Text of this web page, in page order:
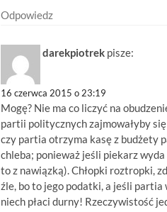
Odpowiedz
darekpiotrek pisze:
16 czerwca 2015 o 23:19
Mogę? Nie ma co liczyć na
partii politycznych zajmowałyby
czy partia otrzyma kasę z budżety
chleba; ponieważ jeśli piekarz
to z nawiązką). Chłopki roztropki,
źle, bo to jego podatki, a jeśli partia
niech płaci durny! Rzeczywistość